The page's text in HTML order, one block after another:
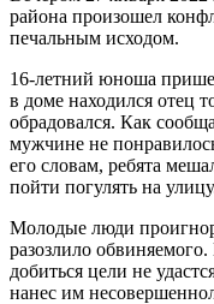
района произошел
печальным исходом.
16-летний юноша
в доме находился отец
обрадовался. Как
мужчине не
его словам, ребята
пойти погулять на
Молодые люди
разозлило
добиться цели не
нанес им